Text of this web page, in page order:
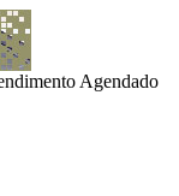
Agendado